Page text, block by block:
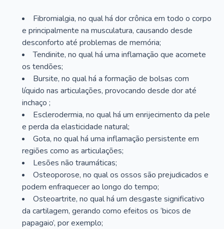
Fibromialgia, no qual há dor crônica em todo o corpo
e principalmente na musculatura, causando desde
desconforto até problemas de memória;
Tendinite, no qual há uma inflamação que acomete
os tendões;
Bursite, no qual há a formação de bolsas com
líquido nas articulações, provocando desde dor até
inchaço ;
Esclerodermia, no qual há um enrijecimento da pele
e perda da elasticidade natural;
Gota, no qual há uma inflamação persistente em
regiões como as articulações;
Lesões não traumáticas;
Osteoporose, no qual os ossos são prejudicados e
podem enfraquecer ao longo do tempo;
Osteoartrite, no qual há um desgaste significativo
da cartilagem, gerando como efeitos os ‘bicos de
papagaio’, por exemplo;